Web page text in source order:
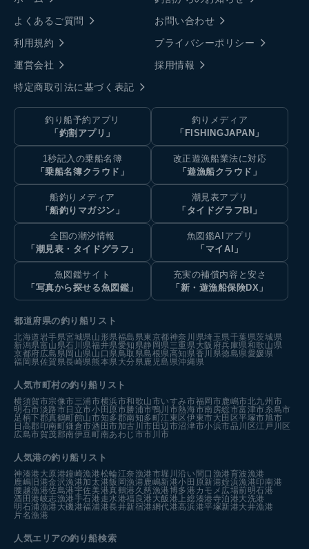
よくあるご質問
お問い合わせ
利用規約
プライバシーポリシー
運営会社
採用情報
特定商取引法に基づく表記
釣り船予約アプリ
「釣割アプリ」
釣りメディア
「FISHINGJAPAN」
1秒記入の乗船名簿
「乗船名簿クラウド」
改正遊漁船業法に対応
「遊漁船クラウド」
船釣りメディア
「船釣りマガジン」
潮見表アプリ
「タイドグラフBI」
全国の潮汐情報
「潮見表・タイドグラフ」
魚図鑑AIアプリ
「マイAI」
魚図鑑サイト
「写真から探せる魚図鑑」
充実の補償内容と安さ
「新・遊漁船保険DX」
都道府県の釣り船リスト
北海道岩手県宮城県山形県福島県東京都神奈川県埼玉県千葉県茨城県
新潟県富山県石川県福井県愛知県静岡県三重県大阪府兵庫県和歌山県
京都府広島県岡山県山口県鳥取県島根県高知県香川県徳島県愛媛県
福岡県佐賀県長崎県熊本県大分県鹿児島県沖縄県
人気市町村の釣り船リスト
横須賀市宗像市三浦市横浜市和歌山市いすみ市福岡市鹿嶋市北九州市
明石市淡路市 日立市小田原市勝浦市鴨川市熱海市南房総市富津市糸島市
足柄下郡真鶴町館山市知多郡南知多町江東区伊東市大田区平塚市旭市
日高郡印南町鎌倉市酒田市加古川市 田辺市沼津市小浜市品川区江戸川区
広島市賀茂郡南伊豆町南あわじ市市川市
人気港の釣り船リスト
神湊港 大原港鐘崎漁港松輪江奈漁港市堀川沿い 間口漁港育波漁港
鹿嶋旧港金沢漁港加太港飯岡漁港鹿嶋新港小田原新港姪浜漁港印南港
腰越漁港佐島港宇佐美港真鶴港 久慈漁港博多港カモメ広場前明石港
酒田港岐志漁港手石港 走水港福良港 大飯港 上総湊港寺泊港大洗港
明石浦漁港 大磯港福浦港長井新宿港網代港高浜港平塚新港大井漁港
片名漁港
人気エリアの釣り船検索